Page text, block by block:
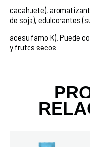
cacahuete),
de soja), edulcorantes
acesulfamo K). Puede
y frutos secos